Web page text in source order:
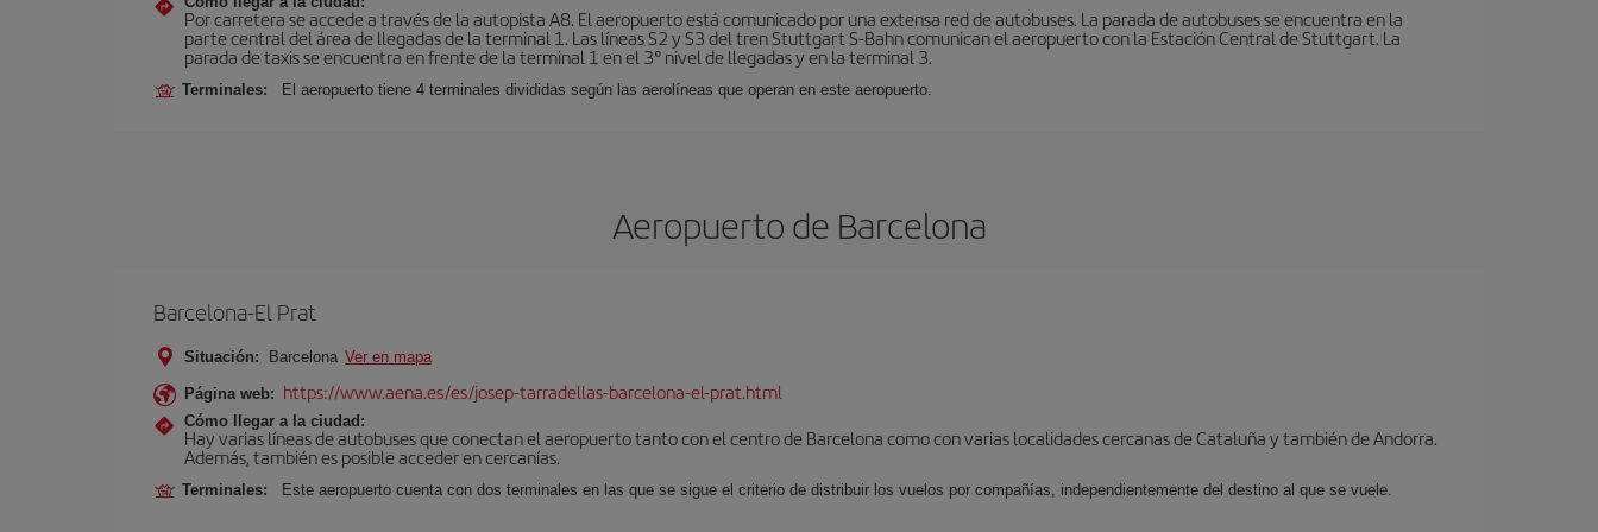
Por carretera se accede a través de la autopista A8. El aeropuerto está comunicado por una extensa red de autobuses. La parada de autobuses se encuentra en la
parte central del área de llegadas de la terminal 1. Las líneas S2 y S3 del tren Stuttgart S-Bahn comunican el aeropuerto con la Estación Central de Stuttgart. La
parada de taxis se encuentra en frente de la terminal 1 en el 3° nivel de llegadas y en la terminal 3.
Terminales: El aeropuerto tiene 4 terminales divididas según las aerolíneas que operan en este aeropuerto.
Aeropuerto de Barcelona
Barcelona-El Prat
Situación: Barcelona Ver en mapa
Página web: https://www.aena.es/es/josep-tarradellas-barcelona-el-prat.html
Cómo llegar a la ciudad:
Hay varias líneas de autobuses que conectan el aeropuerto tanto con el centro de Barcelona como con varias localidades cercanas de Cataluña y también de Andorra.
Además, también es posible acceder en cercanías.
Terminales: Este aeropuerto cuenta con dos terminales en las que se sigue el criterio de distribuir los vuelos por compañías, independientemente del destino al que se vuele.